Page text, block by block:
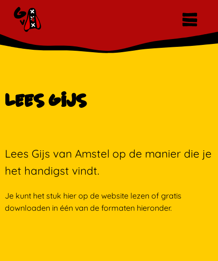
Lees Gijs
Lees Gijs van Amstel op de manier die je
het handigst vindt.
Je kunt het stuk hier op de website lezen of gratis
downloaden in één van de formaten hieronder.